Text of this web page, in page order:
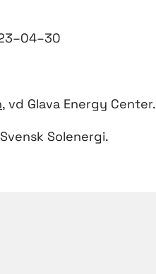
, vd Glava Energy Center.
Solenergi.